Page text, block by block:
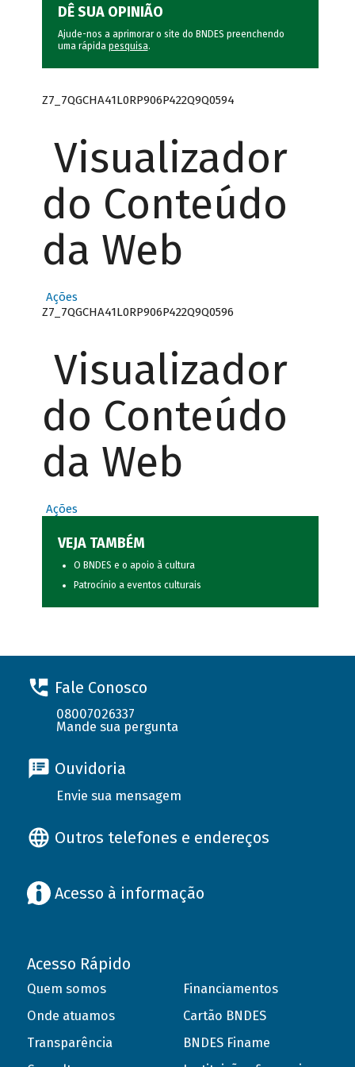
DÊ SUA OPINIÃO
Ajude-nos a aprimorar o site do BNDES preenchendo
uma rápida pesquisa.
Z7_7QGCHA41L0RP906P422Q9Q0594
Visualizador
do Conteúdo
da Web
Ações
Z7_7QGCHA41L0RP906P422Q9Q0596
Visualizador
do Conteúdo
da Web
Ações
VEJA TAMBÉM
O BNDES e o apoio à cultura
Patrocínio a eventos culturais
Fale Conosco
08007026337
Mande sua pergunta
Ouvidoria
Envie sua mensagem
Outros telefones e endereços
Acesso à informação
Acesso Rápido
Quem somos
Onde atuamos
Transparência
Financiamentos
Cartão BNDES
BNDES Finame